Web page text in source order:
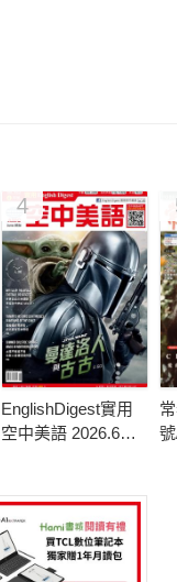
4
EnglishDigest實用
空中美語 2026.6月